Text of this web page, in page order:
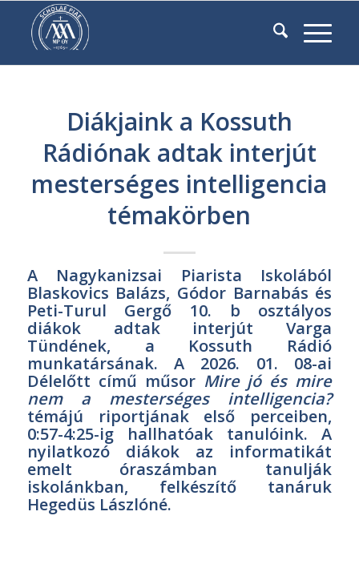
Diákjaink a Kossuth
Rádiónak adtak interjút
mesterséges intelligencia
témakörben
A Nagykanizsai Piarista Iskolából
Blaskovics Balázs, Gódor Barnabás és
Peti-Turul Gergő 10. b osztályos
diákok adtak interjút Varga
Tündének, a Kossuth Rádió
munkatársának. A 2026. 01. 08-ai
Délelőtt című műsor Mire jó és mire
nem a mesterséges intelligencia?
témájú riportjának első perceiben,
0:57-4:25-ig hallhatóak tanulóink. A
nyilatkozó diákok az informatikát
emelt óraszámban tanulják
iskolánkban, felkészítő tanáruk
Hegedüs Lászlóné.